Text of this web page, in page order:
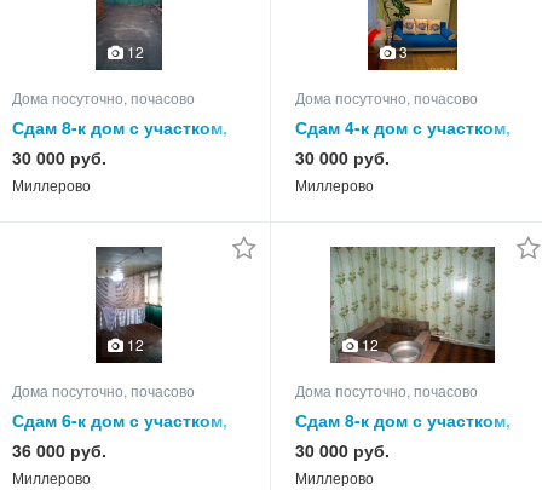
12
Дома посуточно, почасово
Сдам 8-к дом с участком,
105.0 кв.м, этажей 1
30 000 руб.
Миллерово
3
Дома посуточно, почасово
Сдам 4-к дом с участком,
80.0 кв.м, этажей 1
30 000 руб.
Миллерово
12
Дома посуточно, почасово
Сдам 6-к дом с участком,
85.0 кв.м, этажей 1
36 000 руб.
Миллерово
12
Дома посуточно, почасово
Сдам 8-к дом с участком,
85.0 кв.м, этажей 1
30 000 руб.
Миллерово